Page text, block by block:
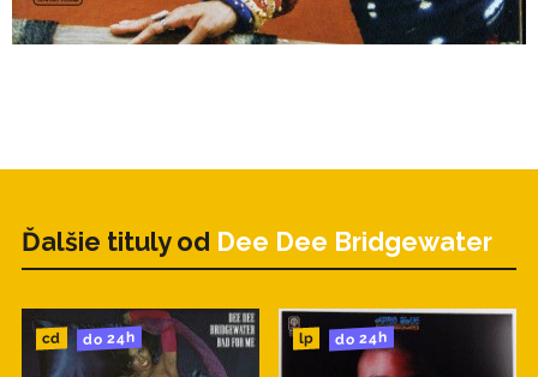
Ďalšie tituly od Dee Dee Bridgewater
cd do 24h lp do 24h